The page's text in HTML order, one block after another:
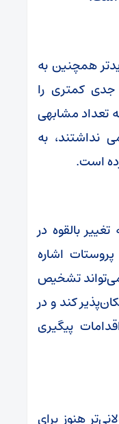
همچنین به
کمتری را
تعداد مشابهی
نداشتند، به
است.
بالقوه در
اشاره
تشخیص
کند و در
پیگیری
هنوز برای